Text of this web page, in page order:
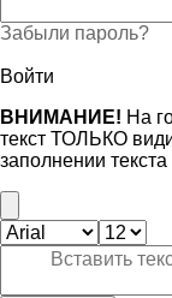
Забыли пароль?
Войти
ВНИМАНИЕ! На
текст ТОЛЬКО
заполнении